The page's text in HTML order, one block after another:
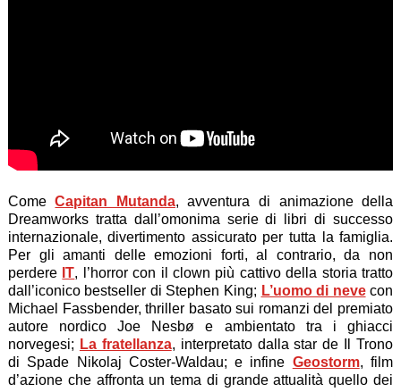
ComeCapitan Mutanda, avventura di animazione della
Dreamworks tratta dall’omonima serie di libri di successo
internazionale, divertimento assicurato per tutta la famiglia.
Per gli amanti delle emozioni forti, al contrario, da non
perdere IT, l’horror con il clown più cattivo della storia tratto
dall’iconico bestseller di Stephen King; L’uomo di nevecon
Michael Fassbender, thriller basato sui romanzi del premiato
autore nordico Joe Nesbø e ambientato tra i ghiacci
norvegesi; La fratellanza, interpretato dalla star de Il Trono
di Spade Nikolaj Coster-Waldau; e infine Geostorm, film
d’azione che affronta un tema di grande attualità quello dei